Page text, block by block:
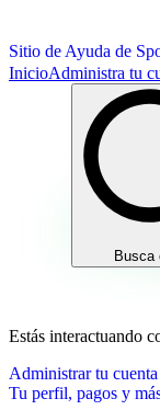
Sitio de Ayuda de
InicioAdministra tu
Busca
Estás interactuando
Administrar tu cuenta
Tu perfil, pagos y